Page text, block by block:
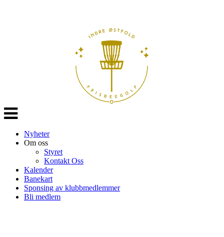
Veksle
navigasjon
Nyheter
Om oss
Styret
Kontakt Oss
Kalender
Banekart
Sponsing av klubbmedlemmer
Bli medlem